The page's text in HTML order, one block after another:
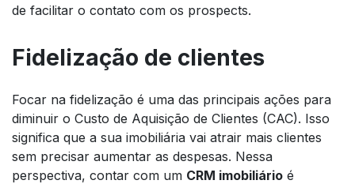
de facilitar o contato com os prospects.
Fidelização de clientes
Focar na fidelização é uma das principais ações para
diminuir o Custo de Aquisição de Clientes (CAC). Isso
significa que a sua imobiliária vai atrair mais clientes
sem precisar aumentar as despesas. Nessa
perspectiva, contar com um CRM imobiliário é